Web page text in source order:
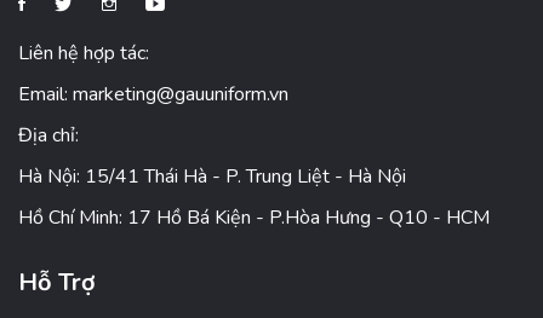
Liên hệ hợp tác:
Email: marketing@gauuniform.vn
Địa chỉ:
Hà Nội: 15/41 Thái Hà - P. Trung Liệt - Hà Nội
Hồ Chí Minh: 17 Hồ Bá Kiện - P.Hòa Hưng - Q10 - HCM
Hỗ Trợ